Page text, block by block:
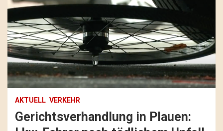
AKTUELL VERKEHR
Gerichtsverhandlung in Plauen: